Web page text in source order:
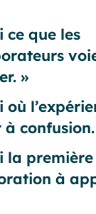
ce que les
»
où
à
la première
à